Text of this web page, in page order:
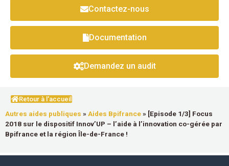
Contactez-nous
Documentation
Demandez un audit
Retour à l'accueil
Autres aides publiques »Aides Bpifrance» [Episode 1/3] Focus
2018 sur le dispositif Innov’UP – l’aide à l’innovation co-gérée par
Bpifrance et la région Île-de-France !